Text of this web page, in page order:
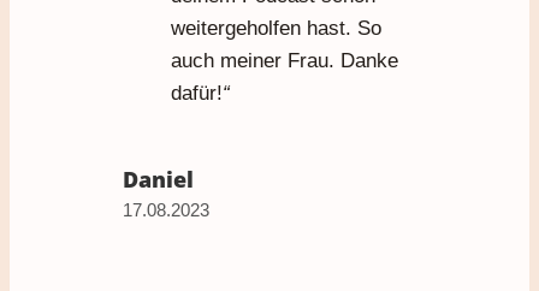
weitergeholfen hast. So
auch meiner Frau. Danke
dafür!“
Daniel
17.08.2023